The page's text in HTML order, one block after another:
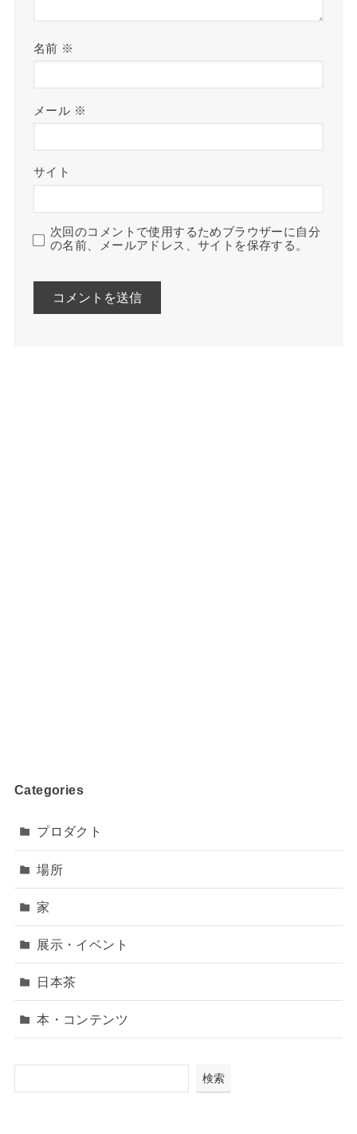
名前 ※
メール ※
サイト
次回のコメントで使用するためブラウザーに自分
の名前、メールアドレス、サイトを保存する。
Categories
プロダクト
場所
家
展示・イベント
日本茶
本・コンテンツ
検索